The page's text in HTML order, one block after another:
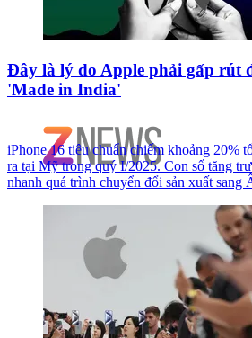
Đây là lý do Apple phải gấp rút
'Made in India'
iPhone 16 tiêu chuẩn chiếm khoảng 20%
ra tại Mỹ trong quý I/2025. Con số tăng
nhanh quá trình chuyển đổi sản xuất sang